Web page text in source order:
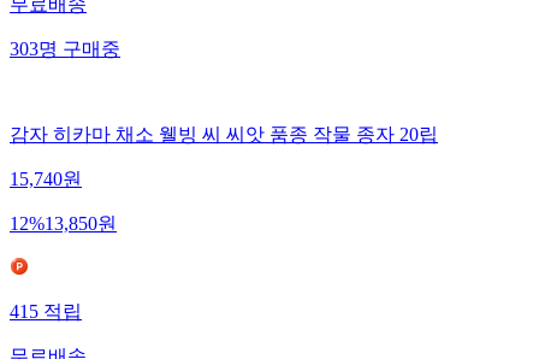
무료배송
303명구매중
감자 히카마 채소 웰빙 씨 씨앗 품종 작물 종자 20립
15,740원
12%13,850원
415적립